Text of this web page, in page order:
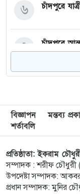
চাঁদপুরে
৬
চাঁদপুরে
৭
হাজীগঞ্জে
মাদকমুক্ত
৯
হাজীগঞ্জে
মারধর :
১০
বিজ্ঞাপন মন্তব্য
শর্তাবলি
প্রতিষ্ঠাতা: ইকরাম
সম্পাদক : শরীফ
উপদেষ্টা সম্পাদক:
প্রধান সম্পাদক: মুনির